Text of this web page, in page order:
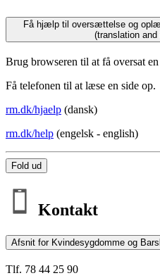
Få hjælp til oversættelse og
(translation
Brug browseren til at få oversat
Få telefonen til at læse en side op.
rm.dk/hjaelp (dansk)
rm.dk/help (engelsk - english)
Fold ud
Kontakt
Afsnit for Kvindesygdomme og
Tlf. 78 44 25 90